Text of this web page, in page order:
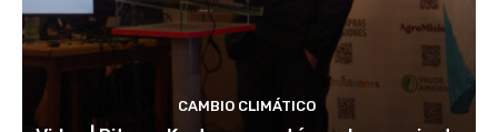
CAMBIO CLIMÁTICO